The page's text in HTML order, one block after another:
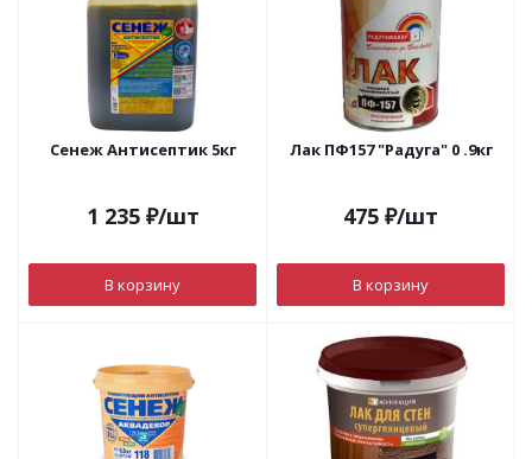
Сенеж Антисептик 5кг
1 235₽/шт
В корзину
Лак ПФ157 "Радуга" 0 .9кг
475 ₽/шт
В корзину